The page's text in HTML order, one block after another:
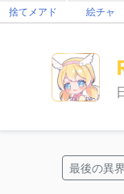
捨てメアド 絵チャ
最後の異